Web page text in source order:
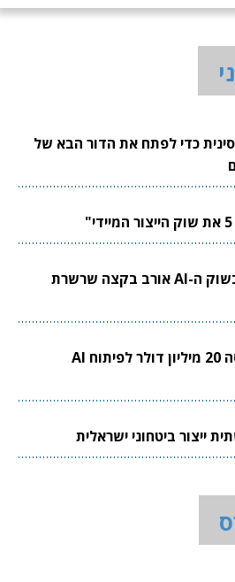
כדי לפתח את הדור הבא של
צוואר הבקבוק הבא בשוק ה-AI אורב בקצה שרשרת
Limitless Labs גייסה 20 מיליון דולר לפיתוח AI